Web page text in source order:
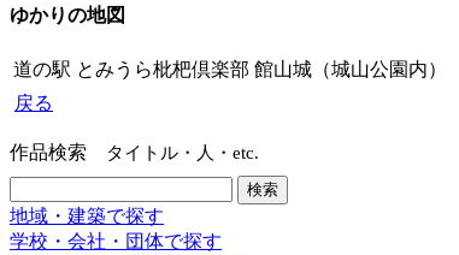
ゆかりの地図
道の駅 とみうら枇杷倶楽部 館山城（城山公園内）
戻る
作品検索 タイトル・人・etc.
地域・建築で探す
学校・会社・団体で探す